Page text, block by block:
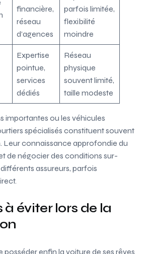
financière,
réseau
d’agences
parfois limitée,
flexibilité
moindre
Expertise
pointue,
services
dédiés
Réseau
physique
souvent limité,
taille modeste
importantes ou les véhicules
spécialisés constituent souvent
Leur connaissance approfondie du
de négocier des conditions sur-
assureurs, parfois
à éviter lors de la
posséder enfin la voiture de ses rêves